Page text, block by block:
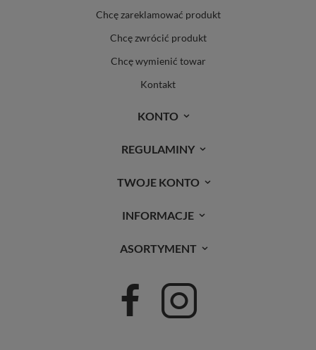
Chcę zareklamować produkt
Chcę zwrócić produkt
Chcę wymienić towar
Kontakt
KONTO
REGULAMINY
TWOJE KONTO
INFORMACJE
ASORTYMENT